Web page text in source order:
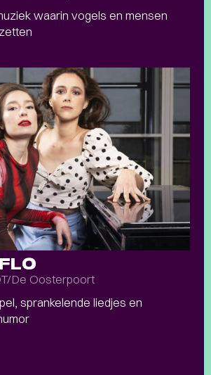
waarin vogels en mensen
De Oosterpoort
sprankelende liedjes en